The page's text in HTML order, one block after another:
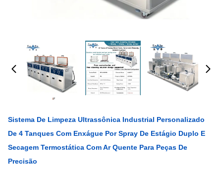
Sistema De Limpeza Ultrassônica Industrial Personalizado
De 4 Tanques Com Enxágue Por Spray De Estágio Duplo E
Secagem Termostática Com Ar Quente Para Peças De
Precisão